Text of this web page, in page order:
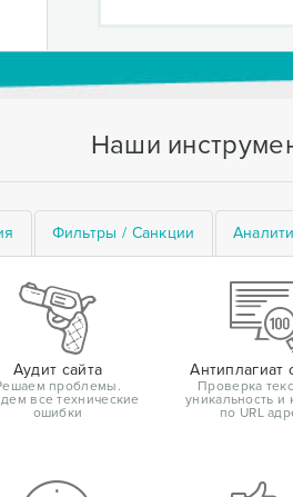
Наши
Фильтры / Санкции
Аудит сайта
проблемы.
все технические
ошибки
Антиплагиат
Проверка
уникальность и
по URL